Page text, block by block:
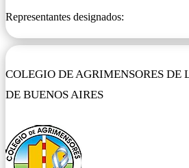
Representantes designados:
COLEGIO DE AGRIMENSORES DE
DE BUENOS AIRES